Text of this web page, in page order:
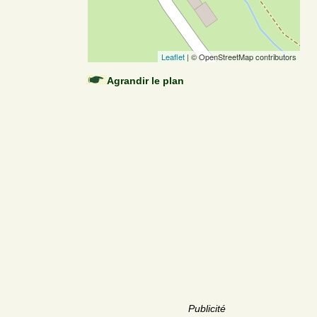
Leaflet | © OpenStreetMap contributors
Agrandir le plan
Publicité